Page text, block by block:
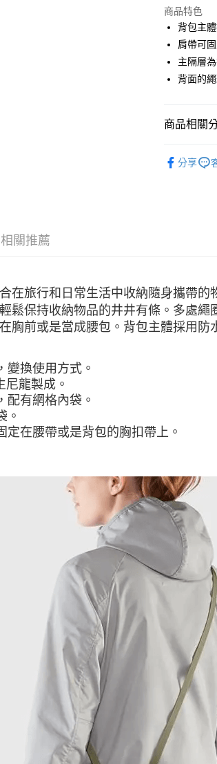
上海商業
國泰世華
臺灣中小
聯邦商業
元大商業
台灣樂天
LINE Pay
Apple Pay
ATM付款
全家取貨付
宅配
每筆NT$80
商品特色
背包主
肩帶可
主隔層
背面的
商品相關
分享
相關推薦
在旅行和日常生活中收納隨身攜帶
鬆保持收納物品的井井有條。多處
胸前或是當成腰包。背包主體採用
變換使用方式。
尼龍製成。
配有網格內袋。
。
定在腰帶或是背包的胸扣帶上。